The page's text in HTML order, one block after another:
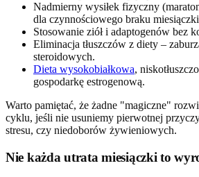
Nadmierny wysiłek fizyczny
dla czynnościowego braku
Stosowanie ziół i adaptogenów bez
Eliminacja tłuszczów z diety –
steroidowych.
Dieta wysokobiałkowa,
gospodarkę estrogenową.
Warto pamiętać, że żadne "magiczne"
cyklu, jeśli nie usuniemy pierwotnej
stresu, czy niedoborów żywieniowych.
Nie każda utrata miesiączki to